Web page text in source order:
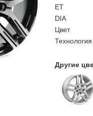
ET
DIA
Цвет
Технология
Другие